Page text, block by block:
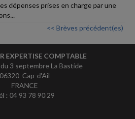
dépenses prises en charge par une
<< Brèves précédent(es)
EXPERTISE COMPTABLE
3 septembre La Bastide
06320 Cap-d'Ail
FRANCE
: 04 93 78 90 29